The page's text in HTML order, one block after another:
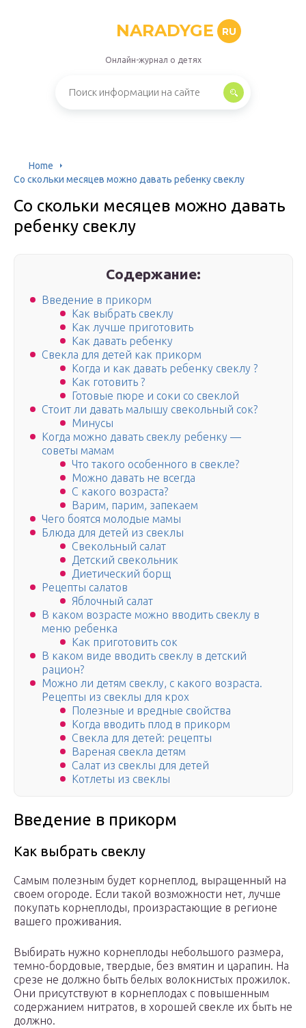
NARADYGE RU
Онлайн-журнал о детях
Home
Со скольки месяцев можно давать ребенку свеклу
Со скольки месяцев можно давать
ребенку свеклу
Содержание:
Введение в прикорм
Как выбрать свеклу
Как лучше приготовить
Как давать ребенку
Свекла для детей как прикорм
Когда и как давать ребенку свеклу ?
Как готовить ?
Готовые пюре и соки со свеклой
Стоит ли давать малышу свекольный сок?
Минусы
Когда можно давать свеклу ребенку —
советы мамам
Что такого особенного в свекле?
Можно давать не всегда
С какого возраста?
Варим, парим, запекаем
Чего боятся молодые мамы
Блюда для детей из свеклы
Свекольный салат
Детский свекольник
Диетический борщ
Рецепты салатов
Яблочный салат
В каком возрасте можно вводить свеклу в
меню ребенка
Как приготовить сок
В каком виде вводить свеклу в детский
рацион?
Можно ли детям свеклу, с какого возраста.
Рецепты из свеклы для крох
Полезные и вредные свойства
Когда вводить плод в прикорм
Свекла для детей: рецепты
Вареная свекла детям
Салат из свеклы для детей
Котлеты из свеклы
Введение в прикорм
Как выбрать свеклу
Самым полезным будет корнеплод, выращенный на
своем огороде. Если такой возможности нет, лучше
покупать корнеплоды, произрастающие в регионе
вашего проживания.
Выбирать нужно корнеплоды небольшого размера,
темно-бордовые, твердые, без вмятин и царапин. На
срезе не должно быть белых волокнистых прожилок.
Они присутствуют в корнеплодах с повышенным
содержанием нитратов, в хорошей свекле их быть не
должно.